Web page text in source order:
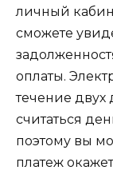
личный
сможете
оплаты.
течение двух
считаться
поэтому вы
платеж